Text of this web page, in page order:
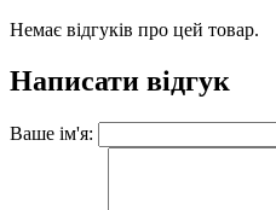
Немає відгуків про цей товар.
Написати відгук
Ваше ім'я: